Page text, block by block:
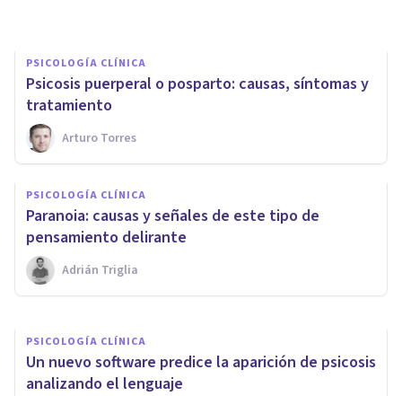
PSICOLOGÍA CLÍNICA
Psicosis puerperal o posparto: causas, síntomas y
tratamiento
Arturo Torres
PSICOLOGÍA CLÍNICA
Paranoia: causas y señales de este tipo de
pensamiento delirante
Adrián Triglia
PSICOLOGÍA CLÍNICA
Las 8 diferencias entre los
trastornos psicóticos y los
disociativos
Laura Ruiz Mitjana
PSICOLOGÍA CLÍNICA
Un nuevo software predice la aparición de psicosis
analizando el lenguaje